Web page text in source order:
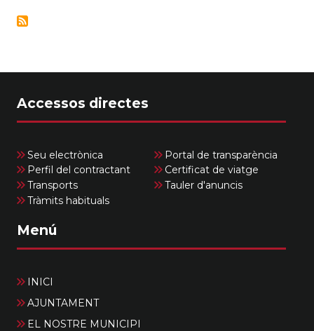
Accessos directes
Seu electrònica
Portal de transparència
Perfil del contractant
Certificat de viatge
Transports
Tauler d'anuncis
Tràmits habituals
Menú
INICI
AJUNTAMENT
EL NOSTRE MUNICIPI